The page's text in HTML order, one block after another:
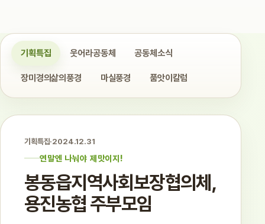
기획특집 웃어라공동체 공동체소식
장미경의삶의풍경 마실풍경 품앗이칼럼
기획특집·2024.12.31
연말엔 나눠야 제맛이지!
봉동읍지역사회보장협의체,
용진농협 주부모임